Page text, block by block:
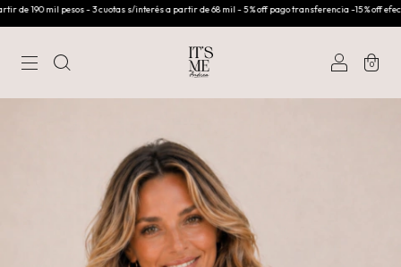
190 mil pesos - 3 cuotas s/interés a partir de 68 mil - 5 % off pago transferencia -15 % off efectivo
0